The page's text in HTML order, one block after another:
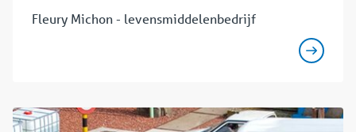
Fleury Michon - levensmiddelenbedrijf